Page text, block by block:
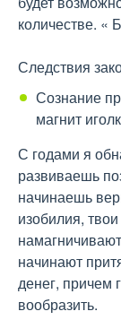
количестве. «
Следствия
Сознание
магнит
С годами я
развиваешь
начинаешь
изобилия,
начинают
денег, причем
вообразить.